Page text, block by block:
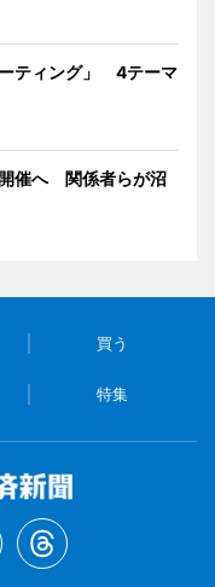
ティング」 4テーマ
催へ 関係者らが沼
買う
特集